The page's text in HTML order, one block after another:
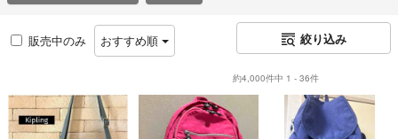
販売中のみ おすすめ順 絞り込み
約4,000件中 1 - 36件